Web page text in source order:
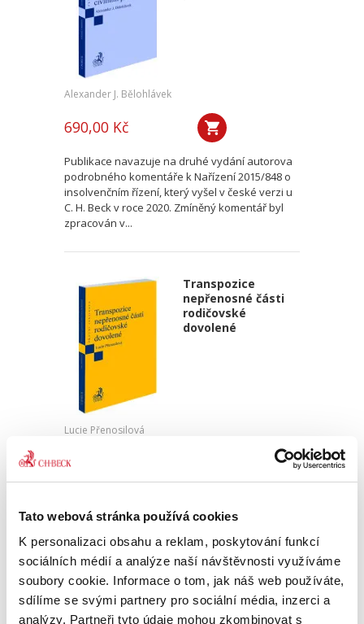
Tato webová stránka používá cookies
K personalizaci obsahu a reklam, poskytování funkcí
sociálních médií a analýze naší návštěvnosti využíváme
soubory cookie. Informace o tom, jak náš web používáte,
sdílíme se svými partnery pro sociální média, inzerci a
analýzy. Partneři tyto údaje mohou zkombinovat s
Alexander J. Bělohlávek
690,00 Kč
Publikace navazuje na druhé vydání autorova
podrobného komentáře k Nařízení 2015/848 o
insolvenčním řízení, který vyšel v české verzi u
C. H. Beck v roce 2020. Zmíněný komentář byl
zpracován v...
Transpozice
nepřenosné části
rodičovské
dovolené
Lucie Přenosilová
340,00 Kč
úpravy s požadavky čl. 5 odst. 2 a čl. 8 odst. 3
směrnice Evropského parlamentu a Rady (EU)
2019/1158 ze dne 20. června 2019 o rovnováze
mezi pracovním a...
Procesní aspekty